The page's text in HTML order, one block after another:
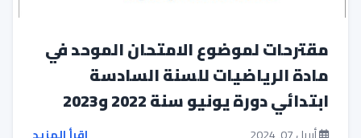
مقترحات لموضوع الامتحان الموحد في
مادة الرياضيات للسنة السادسة
ابتدائي دورة يونيو سنة 2022 و2023